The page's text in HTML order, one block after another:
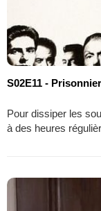
S02E11 -
Pour dissiper les
à des heures